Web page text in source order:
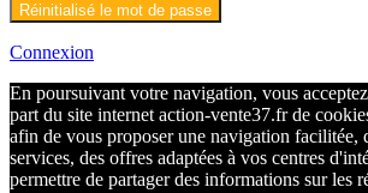
Connexion
En poursuivant votre navigation, vous
part du site internet action-vente37.fr de
afin de vous proposer une navigation facilitée,
services, des offres adaptées à vos centres
permettre de partager des informations sur les